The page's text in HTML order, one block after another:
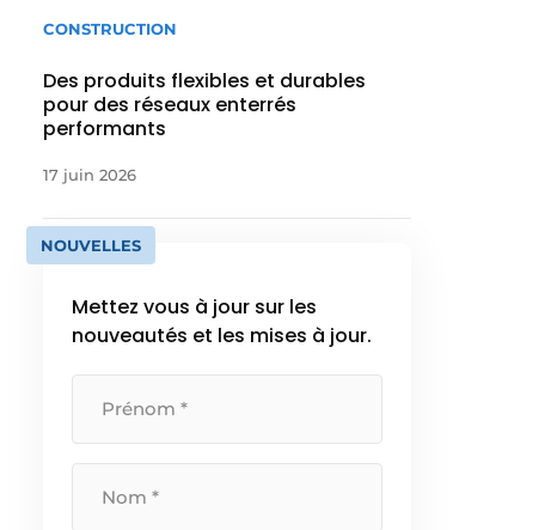
CONSTRUCTION
Des produits flexibles et durables
pour des réseaux enterrés
performants
17 juin 2026
NOUVELLES
Mettez vous à jour sur les
nouveautés et les mises à jour.